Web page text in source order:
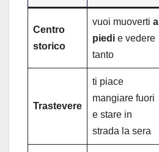
Centro
storico
vuoi muoverti a
piedi e vedere
tanto
Trastevere
ti piace
mangiare fuori
e stare in
strada la sera